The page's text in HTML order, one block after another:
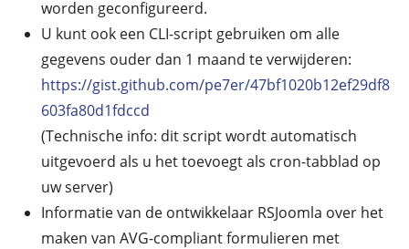
worden geconfigureerd.
U kunt ook een CLI-script gebruiken om alle
gegevens ouder dan 1 maand te verwijderen:
https://gist.github.com/pe7er/47bf1020b12ef29df8
603fa80d1fdccd
(Technische info: dit script wordt automatisch
uitgevoerd als u het toevoegt als cron-tabblad op
uw server)
Informatie van de ontwikkelaar RSJoomla over het
maken van AVG-compliant formulieren met